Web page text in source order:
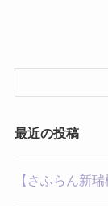
最近の投稿
【さふらん新